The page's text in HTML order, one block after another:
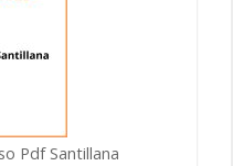
Pdf Santillana